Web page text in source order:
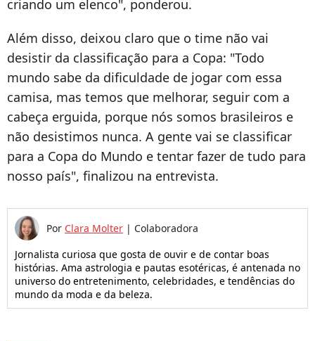
criando um elenco", ponderou.
Além disso, deixou claro que o time não vai
desistir da classificação para a Copa: "Todo
mundo sabe da dificuldade de jogar com essa
camisa, mas temos que melhorar, seguir com a
cabeça erguida, porque nós somos brasileiros e
não desistimos nunca. A gente vai se classificar
para a Copa do Mundo e tentar fazer de tudo para
nosso país", finalizou na entrevista.
Por Clara Molter | Colaboradora
Jornalista curiosa que gosta de ouvir e de contar boas
histórias. Ama astrologia e pautas esotéricas, é antenada no
universo do entretenimento, celebridades, e tendências do
mundo da moda e da beleza.